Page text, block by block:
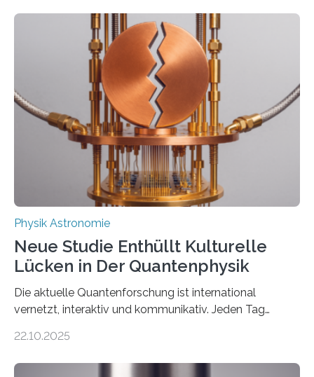
Messungen verwenden. Das hatte man jahrzehntelang
vermutet, weltweit war nach den passenden
Atomkern-Zuständen gesucht worden, 2024 gelang
einem Team der TU Wien mit Unterstützung
internationaler Partner der entscheidende Durchbruch:
Der lange diskutierte Thorium-Kernübergang wurde
gefunden. Kurz darauf konnte man zeigen, dass sich
Thorium tatsächlich nutzen lässt, um hochpräzise…
Physik Astronomie
Neue Studie Enthüllt Kulturelle
Lücken in Der Quantenphysik
Die aktuelle Quantenforschung ist international
vernetzt, interaktiv und kommunikativ. Jeden Tag
oft von Autor*innen, die eng zusammenarbeiten. Neue
22.10.2025